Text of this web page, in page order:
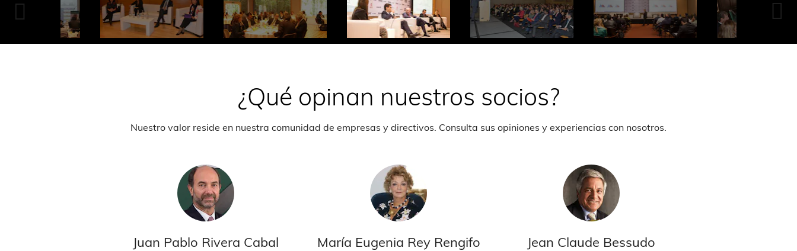
¿Qué opinan nuestros socios?
Nuestro valor reside en nuestra comunidad de empresas y directivos. Consulta sus opiniones y experiencias con nosotros.
Juan Pablo Rivera Cabal María Eugenia Rey Rengifo Jean Claude Bessudo